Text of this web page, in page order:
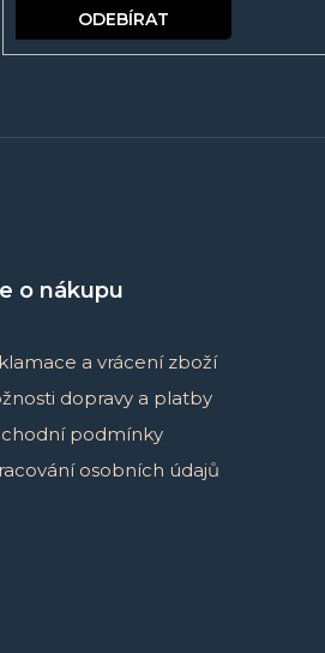
o nákupu
a vrácení zboží
dopravy a platby
podmínky
osobních údajů